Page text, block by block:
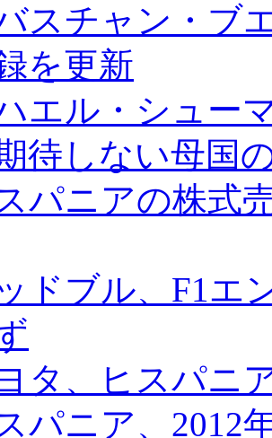
スチャン・ブ
を更新
エル・シュー
待しない母国
パニアの株式
ドブル、F1エ
タ、ヒスパニ
パニア、2012